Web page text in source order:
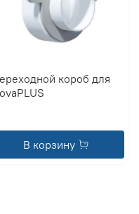
короб для
В корзину